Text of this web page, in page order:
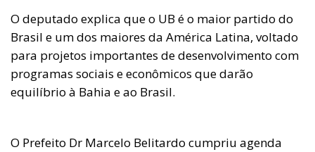
O deputado explica que o UB é o maior partido do
Brasil e um dos maiores da América Latina, voltado
para projetos importantes de desenvolvimento com
programas sociais e econômicos que darão
equilíbrio à Bahia e ao Brasil.
O Prefeito Dr Marcelo Belitardo cumpriu agenda